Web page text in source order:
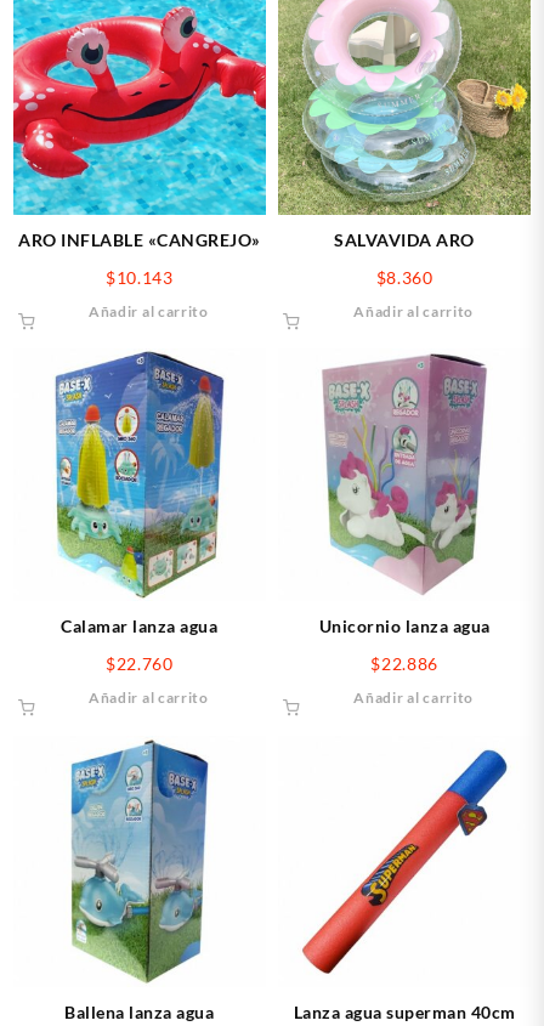
ARO INFLABLE «CANGREJO»
$10.143
Añadir al carrito
SALVAVIDA ARO
$8.360
Añadir al carrito
Calamar lanza agua
$22.760
Añadir al carrito
Unicornio lanza agua
$22.886
Añadir al carrito
Ballena lanza agua
Lanza agua superman 40cm